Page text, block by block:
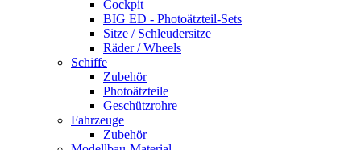
Cockpit
BIG ED - Photoätzteil-Sets
Sitze / Schleudersitze
Räder / Wheels
Schiffe
Zubehör
Photoätzteile
Geschützrohre
Fahrzeuge
Zubehör